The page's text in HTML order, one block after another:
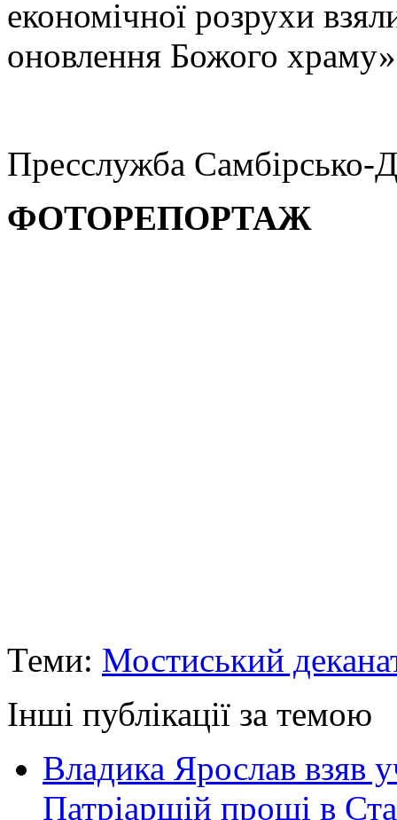
економічної розрухи
оновлення Божого
Пресслужба Самбірсько-
ФОТОРЕПОРТАЖ
Теми: Мостиський
Інші публікації за темою
Владика Ярослав взяв
Патріаршій прощі в